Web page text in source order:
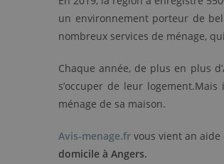
un environnement porteur de
nombreux services de ménage,
Chaque année, de plus en plus
s’occuper de leur
ménage de sa maison.
Avis-menage.fr vous vient an
domicile à Angers.